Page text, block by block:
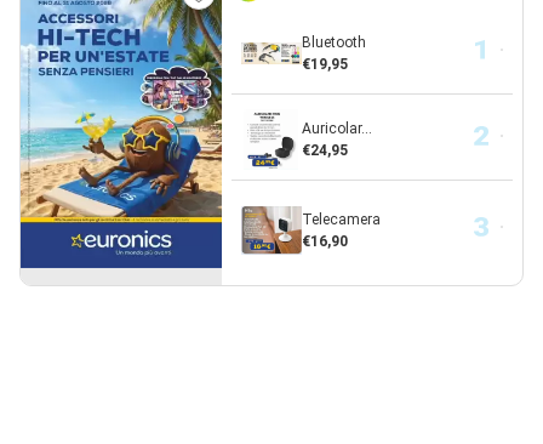
Bluetooth
€19,95
Auricolar...
€24,95
Telecamera
€16,90